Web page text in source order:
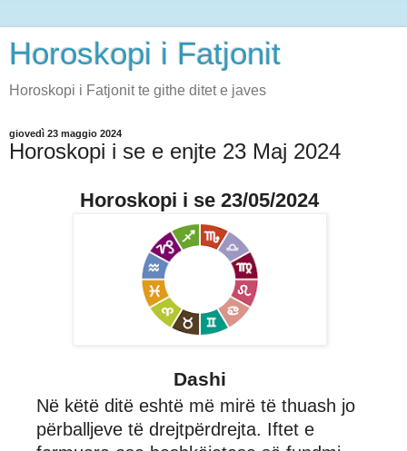
Horoskopi i Fatjonit
Horoskopi i Fatjonit te githe ditet e javes
giovedì 23 maggio 2024
Horoskopi i se e enjte 23 Maj 2024
Horoskopi i se 23/05/2024
Dashi
Në këtë ditë eshtë më mirë të thuash jo
përballjeve të drejtpërdrejta. Iftet e